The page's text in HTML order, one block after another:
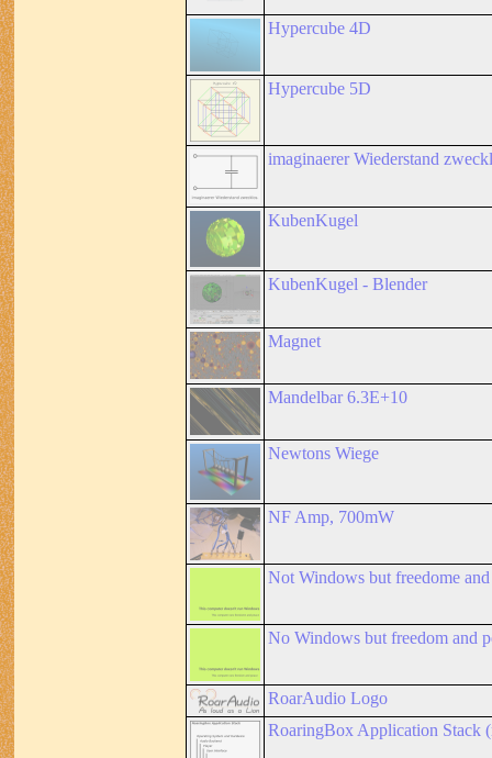
Hypercube 4D
Hypercube 5D
imaginaerer Wiederstand
KubenKugel
KubenKugel - Blender
Magnet
Mandelbar 6.3E+10
Newtons Wiege
NF Amp, 700mW
Not Windows but freedome and
No Windows but freedom and
RoarAudio Logo
RoaringBox Application Stack